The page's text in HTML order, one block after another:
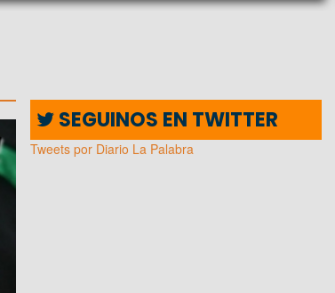
SEGUINOS EN TWITTER
Tweets por Diario La Palabra